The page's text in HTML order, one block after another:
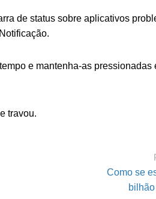
de status sobre aplicativos
e mantenha-as pressionadas
travou.
Como se